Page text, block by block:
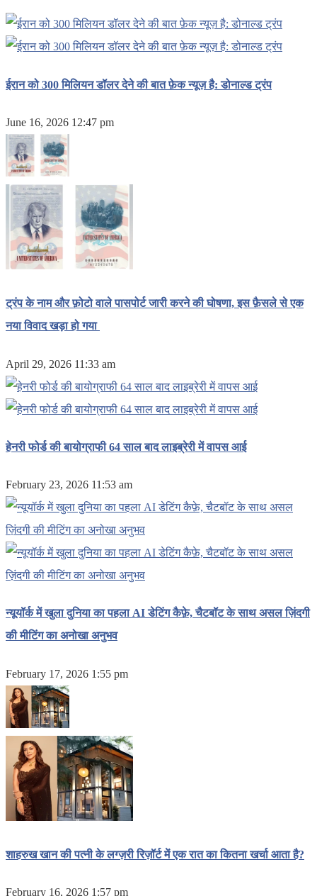
ईरान को 300 मिलियन डॉलर देने की बात फ़ेक न्यूज़ है: डोनाल्ड ट्रंप
June 16, 2026 12:47 pm
ट्रंप के नाम और फ़ोटो वाले पासपोर्ट जारी करने की घोषणा, इस फ़ैसले से एक
नया विवाद खड़ा हो गया
April 29, 2026 11:33 am
हेनरी फोर्ड की बायोग्राफी 64 साल बाद लाइब्रेरी में वापस आई
February 23, 2026 11:53 am
न्यूयॉर्क में खुला दुनिया का पहला AI डेटिंग कैफ़े, चैटबॉट के साथ असल ज़िंदगी
की मीटिंग का अनोखा अनुभव
February 17, 2026 1:55 pm
शाहरुख खान की पत्नी के लग्ज़री रिज़ॉर्ट में एक रात का कितना खर्चा आता है?
February 16, 2026 1:57 pm